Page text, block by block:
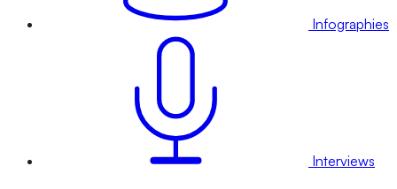
Infographies
Interviews